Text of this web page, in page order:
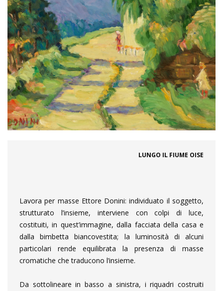
LUNGO IL FIUME OISE
Lavora per masse Ettore Donini: individuato il soggetto,
strutturato l’insieme, interviene con colpi di luce,
costituiti, in quest’immagine, dalla facciata della casa e
dalla bimbetta biancovestita; la luminosità di alcuni
particolari rende equilibrata la presenza di masse
cromatiche che traducono l’insieme.
Da sottolineare in basso a sinistra, i riquadri costruiti